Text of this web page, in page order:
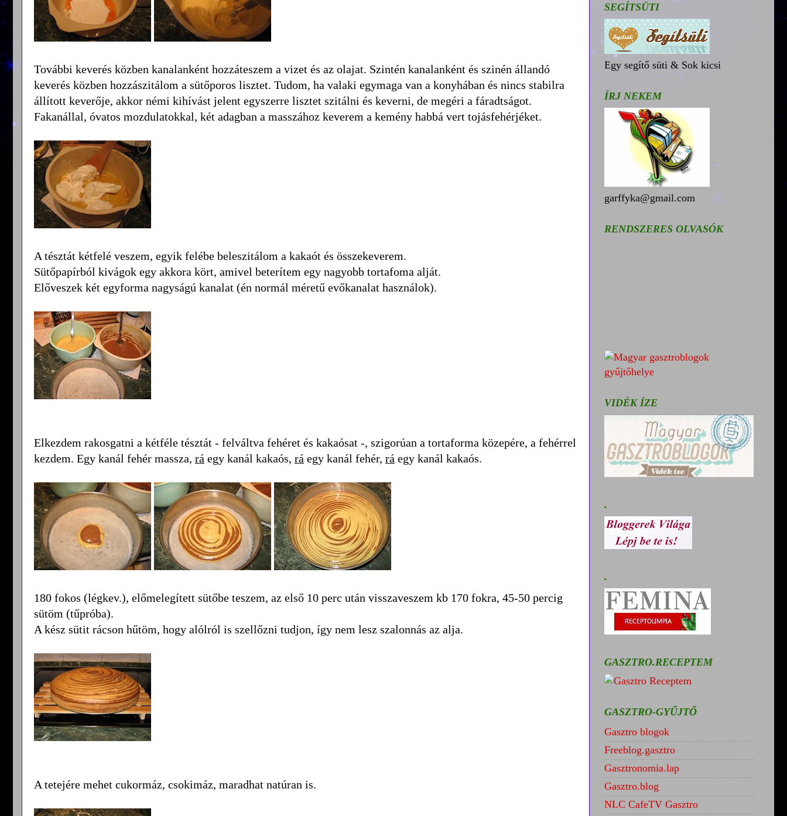
További keverés közben kanalanként hozzáteszem a vizet és az olajat. Szintén kanalanként és szinén állandó
keverés közben hozzászitálom a sütőporos lisztet. Tudom, ha valaki egymaga van a konyhában és nincs stabilra
állított keverője, akkor némi kihívást jelent egyszerre lisztet szitálni és keverni, de megéri a fáradtságot.
Fakanállal, óvatos mozdulatokkal, két adagban a masszához keverem a kemény habbá vert tojásfehérjéket.
A tésztát kétfelé veszem, egyik felébe beleszitálom a kakaót és összekeverem.
Sütőpapírból kivágok egy akkora kört, amivel beterítem egy nagyobb tortafoma alját.
Előveszek két egyforma nagyságú kanalat (én normál méretű evőkanalat használok).
Elkezdem rakosgatni a kétféle tésztát - felváltva fehéret és kakaósat -, szigorúan a tortaforma közepére, a fehérrel
kezdem. Egy kanál fehér massza, rá egy kanál kakaós, rá egy kanál fehér, rá egy kanál kakaós.
180 fokos (légkev.), előmelegített sütőbe teszem, az első 10 perc után visszaveszem kb 170 fokra, 45-50 percig
sütöm (tűpróba).
A kész sütit rácson hűtöm, hogy alólról is szellőzni tudjon, így nem lesz szalonnás az alja.
A tetejére mehet cukormáz, csokimáz, maradhat natúran is.
SEGÍTSÜTI
Egy segítő süti & Sok kicsi
ÍRJ NEKEM
garffyka@gmail.com
RENDSZERES OLVASÓK
VIDÉK ÍZE
.
.
GASZTRO.RECEPTEM
GASZTRO-GYŰJTŐ
Gasztro blogok
Freeblog.gasztro
Gasztronomia.lap
Gasztro.blog
NLC CafeTV Gasztro